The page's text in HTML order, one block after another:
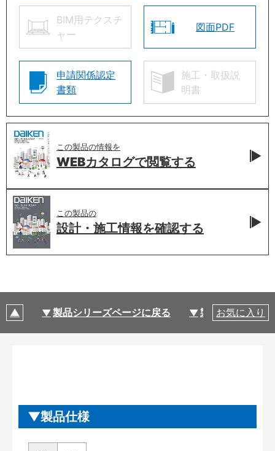
BIM用テクスチ
ャー
図面PDF
申請関係認定
書類
施工・取扱説
明書
この製品の情報を
WEBカタログで閲覧する
この製品の
設計・施工情報を確認する
製品シリーズページに戻る 製品仕様
お気に入り
製品仕様